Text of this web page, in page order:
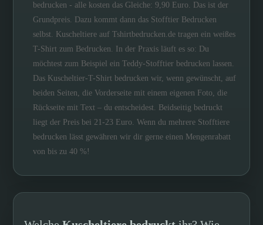
bedrucken - alle kosten das Gleiche: 9,90 Euro. Das ist der
Grundpreis. Dazu kommt dann das Stofftier Bedrucken
selbst. Kuscheltiere auf Tshirtbedrucken.de tragen ein weißes
T-Shirt zum Bedrucken. In der Praxis läuft es so: Du
möchtest zum Beispiel ein Teddy-Stofftier bedrucken lassen.
Das Kuscheltier-T-Shirt bedrucken wir, wenn gewünscht, auf
beiden Seiten, die Vorderseite mit einem eigenen Foto, die
Rückseite mit Text – du entscheidest. Beidseitig bedruckt
liegt der Preis bei 21-23 Euro. Wenn du mehrere Stofftiere
bedrucken lässt gewähren wir dir gerne einen Mengenrabatt
von bis zu 40 %!